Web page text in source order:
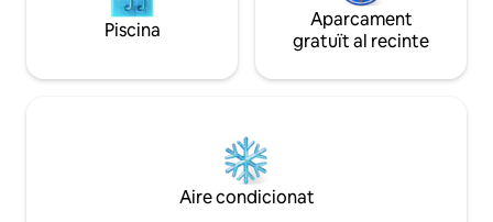
Piscina
Aparcament
gratuït al recinte
Aire condicionat